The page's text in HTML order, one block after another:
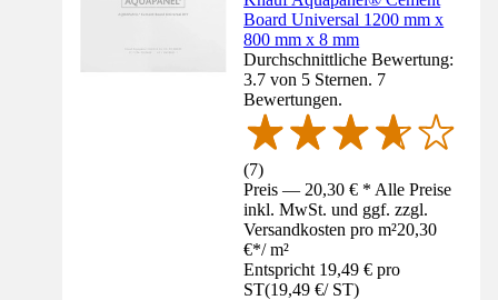
Board Universal 1200 mm x
800 mm x 8 mm
Durchschnittliche Bewertung:
3.7 von 5 Sternen. 7
Bewertungen.
(7)
Preis — 20,30 € * Alle Preise
inkl. MwSt. und ggf. zzgl.
Versandkosten pro m²20,30
€*/ m²
Entspricht 19,49 € pro
ST(19,49 €/ ST)